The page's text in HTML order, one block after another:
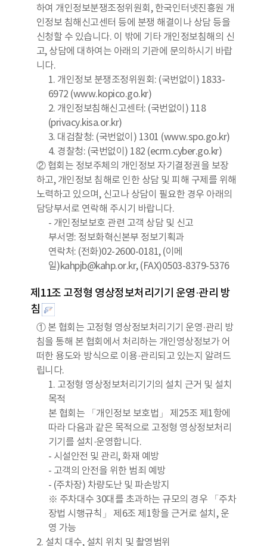
하여 개인정보분쟁조정위원회, 한국인터넷진흥원 개
인정보 침해신고센터 등에 분쟁 해결이나 상담 등을
신청할 수 있습니다. 이 밖에 기타 개인정보침해의 신
고, 상담에 대하여는 아래의 기관에 문의하시기 바랍
니다.
1. 개인정보 분쟁조정위원회: (국번없이) 1833-
6972 (www.kopico.go.kr)
2. 개인정보침해신고센터: (국번없이) 118
(privacy.kisa.or.kr)
3. 대검찰청: (국번없이) 1301 (www.spo.go.kr)
4. 경찰청: (국번없이) 182 (ecrm.cyber.go.kr)
② 협회는 정보주체의 개인정보 자기결정권을 보장
하고, 개인정보 침해로 인한 상담 및 피해 구제를 위해
노력하고 있으며, 신고나 상담이 필요한 경우 아래의
담당부서로 연락해 주시기 바랍니다.
- 개인정보보호 관련 고객 상담 및 신고
부서명: 정보화혁신본부 정보기획과
연락처: (전화)02-2600-0181, (이메
일)kahpjb@kahp.or.kr, (FAX)0503-8379-5376
제11조 고정형 영상정보처리기기 운영·관리 방
침
① 본 협회는 고정형 영상정보처리기기 운영·관리 방
침을 통해 본 협회에서 처리하는 개인영상정보가 어
떠한 용도와 방식으로 이용·관리되고 있는지 알려드
립니다.
1. 고정형 영상정보처리기기의 설치 근거 및 설치
목적
본 협회는 「개인정보 보호법」 제25조 제1항에
따라 다음과 같은 목적으로 고정형 영상정보처리
기기를 설치·운영합니다.
- 시설안전 및 관리, 화재 예방
- 고객의 안전을 위한 범죄 예방
- (주차장) 차량도난 및 파손방지
※ 주차대수 30대를 초과하는 규모의 경우 「주차
장법 시행규칙」 제6조 제1항을 근거로 설치, 운
영 가능
2. 설치 대수, 설치 위치 및 촬영범위